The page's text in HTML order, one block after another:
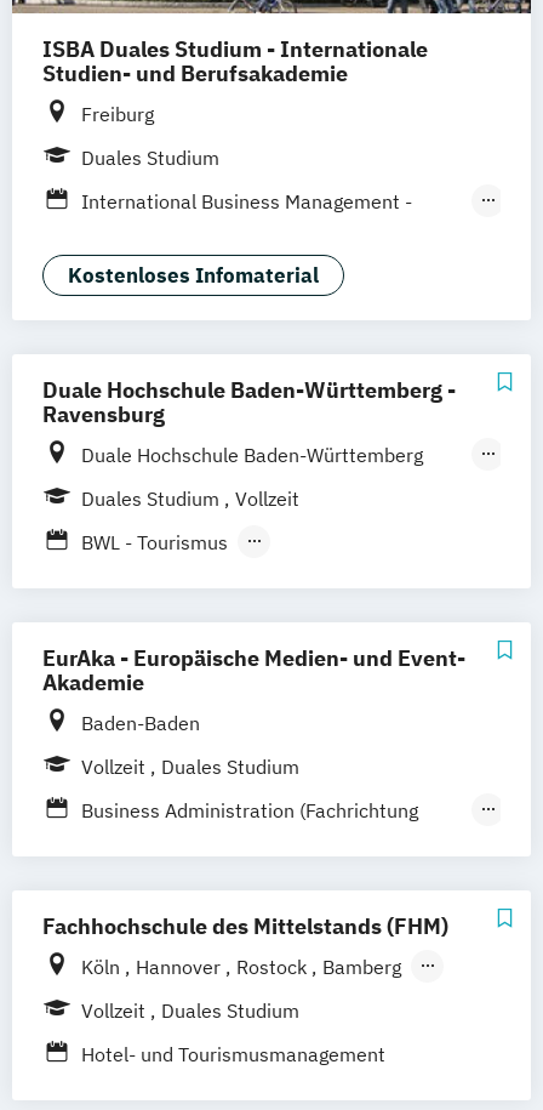
ISBA Duales Studium - Internationale
Studien- und Berufsakademie
Freiburg
Duales Studium
International Business Management -
International Business Management -
Hotelmanagement
Kostenloses Infomaterial
Duale Hochschule Baden-Württemberg -
Ravensburg
Duale Hochschule Baden-Württemberg
Ravensburg
Ravensburg Campus Friedrichshafen
Duales Studium
Vollzeit
BWL - Tourismus
BWL - Tourismus
Hotellerie und Gastronomie /
Freizeitwirtschaft
Hotellerie und Gastronomie / Hotel- und
Gastronomiemanagement
und Reisevertrieb
EurAka - Europäische Medien- und Event-
Akademie
Baden-Baden
Vollzeit
Duales Studium
Business Administration (Fachrichtung
Hotel- und Tourismusmanagement)
Fachhochschule des Mittelstands (FHM)
Köln Hannover Rostock
Bamberg
Bielefeld
Berlin Düren
Vollzeit
Duales Studium
Hotel- und Tourismusmanagement